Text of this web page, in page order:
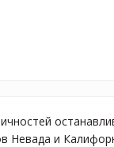
Невада и